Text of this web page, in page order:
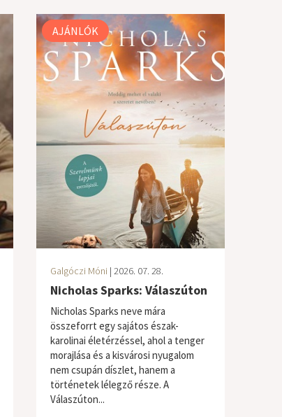
AJÁNLÓK
Galgóczi Móni | 2026. 07. 28.
Nicholas Sparks: Válaszúton
Nicholas Sparks neve mára
összeforrt egy sajátos észak-
karolinai életérzéssel, ahol a tenger
morajlása és a kisvárosi nyugalom
nem csupán díszlet, hanem a
történetek lélegző része. A
Válaszúton...